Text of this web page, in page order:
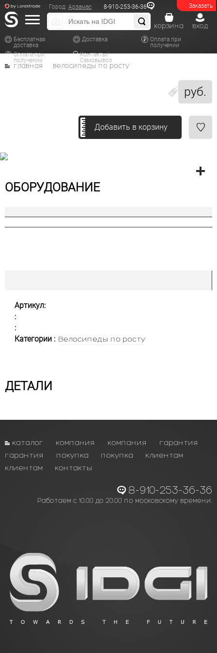
Заказать
Город: Арзамас 8-910-253-36-36
Бесплатная
доставка
Доставка
Оплата при
получении
Оплата при
получении
Контакты/
Самовывоз
вход
корзина
руб.
главная велосипеды по росту
Добавить в корзину
ОБОРУДОВАНИЕ
Артикул:
:
:
Категории : Велосипеды по росту
ДЕТАЛИ
каталог компания компания
гарантия
гарантия
покупка покупка
клиентам
клиентам
контакты
8-910-253-36-36
Работаем с 10.00 до 20.00 по московскому времени.